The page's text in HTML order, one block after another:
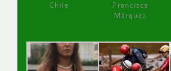
Chile
Francisca
Márquez